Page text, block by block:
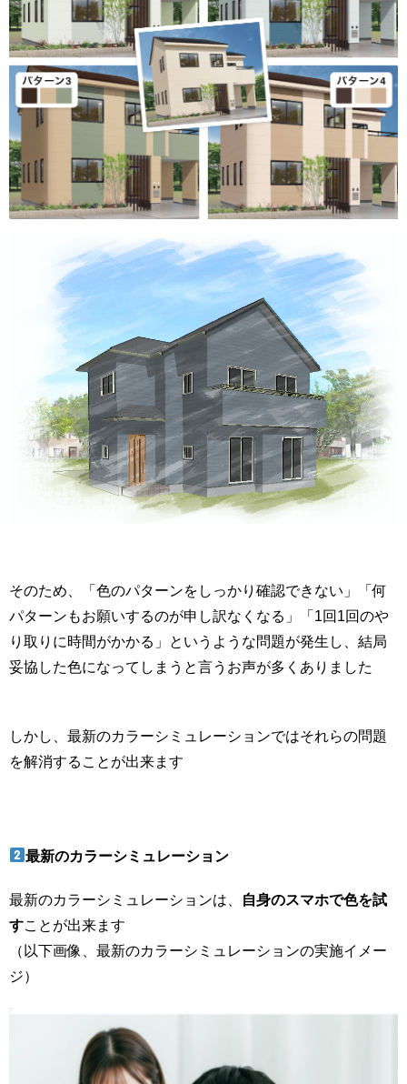
そのため、「色のパターンをしっかり確認できない」「何
パターンもお願いするのが申し訳なくなる」「1回1回のや
り取りに時間がかかる」というような問題が発生し、結局
妥協した色になってしまうと言うお声が多くありました
しかし、最新のカラーシミュレーションではそれらの問題
を解消することが出来ます
最新のカラーシミュレーション
最新のカラーシミュレーションは、
自身のスマホで色を試
すことが出来ます
（以下画像、最新のカラーシミュレーションの実施イメー
ジ）